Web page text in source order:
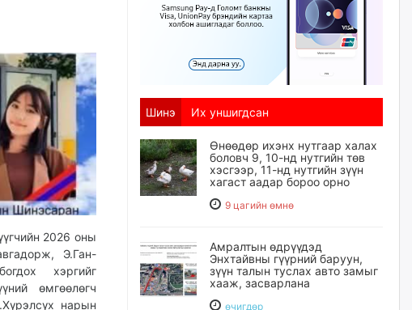
2026 оны
Э.Ган-
хэргийг
өмгөөлөгч
нарын
Шинэ Их уншигдсан
Өнөөдөр ихэнх нутгаар халах
боловч 9, 10-нд нутгийн төв
хэсгээр, 11-нд нутгийн зүүн
хагаст аадар бороо орно
9 цагийн өмнө
Амралтын өдрүүдэд
Энхтайвны гүүрний баруун,
зүүн талын туслах авто замыг
хааж, засварлана
өчигдѳр